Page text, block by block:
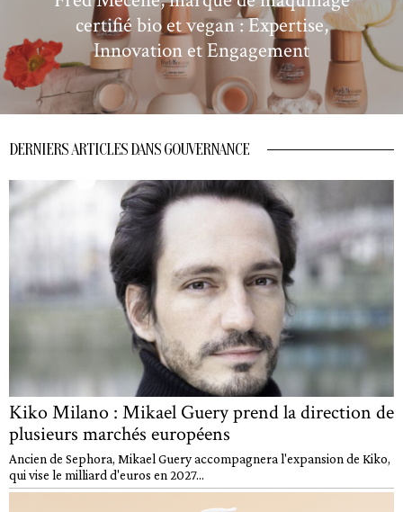
certifié bio et vegan : Expertise,
Innovation et Engagement
DERNIERS ARTICLES DANS GOUVERNANCE
Kiko Milano : Mikael Guery prend la direction de
plusieurs marchés européens
Ancien de Sephora, Mikael Guery accompagnera l'expansion de Kiko,
qui vise le milliard d'euros en 2027...